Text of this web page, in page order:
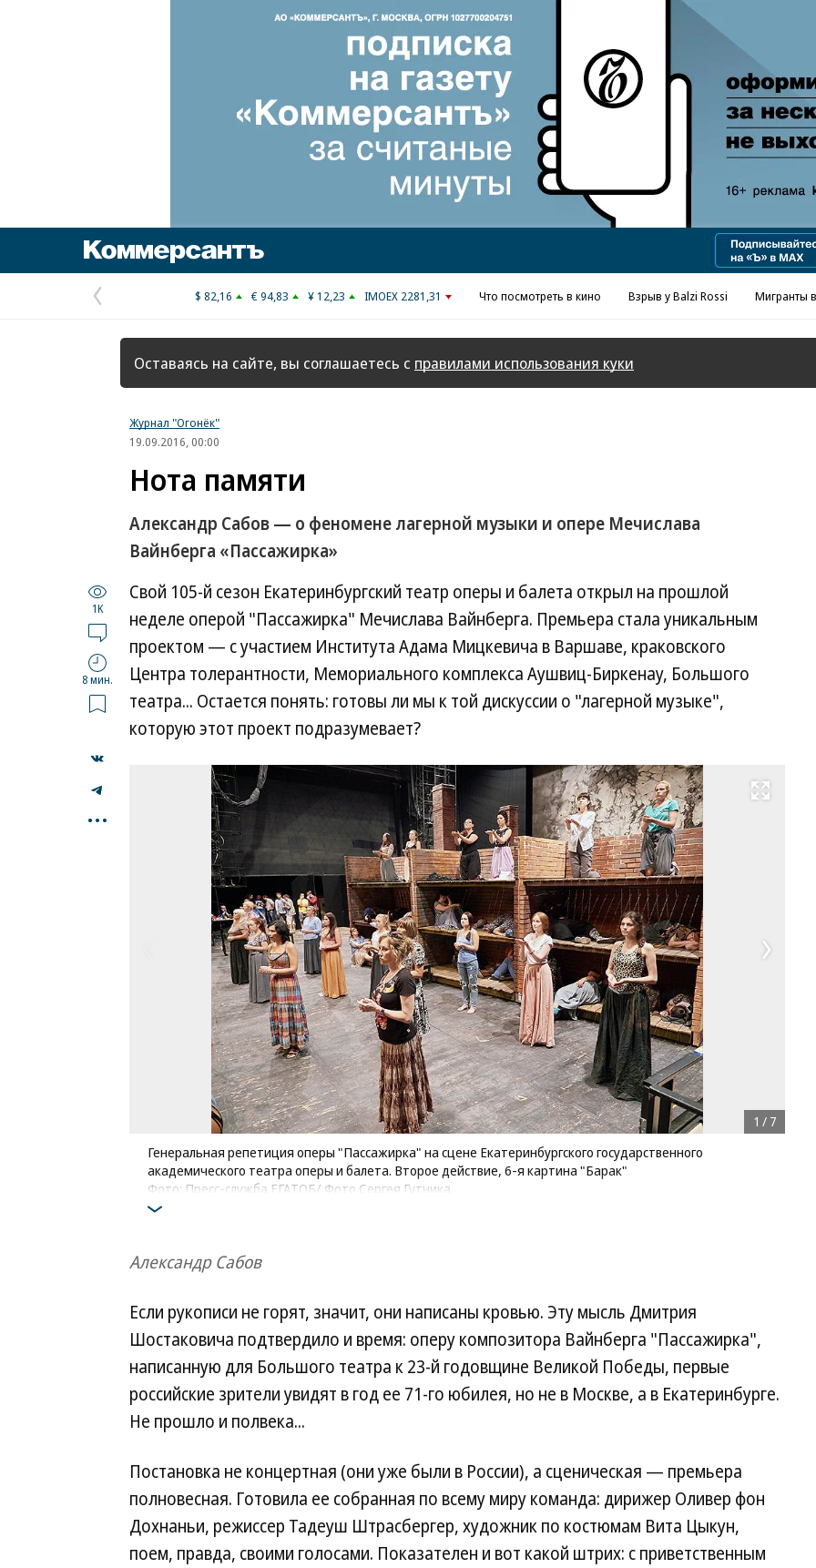
Предыдущая
страница
$ 82,16 € 94,83 ¥ 12,23 IMOEX 2281,31 Что посмотреть в кино Взрыв у Balzi Rossi Мигранты
Оставаясь на сайте, вы соглашаетесь с правилами использования куки
Журнал "Огонёк"
19.09.2016, 00:00
Нота памяти
Александр Сабов — о феномене лагерной музыки и опере Мечислава
Вайнберга «Пассажирка»
1K
8 мин.
...
Свой 105-й сезон Екатеринбургский театр оперы и балета открыл на прошлой
неделе оперой "Пассажирка" Мечислава Вайнберга. Премьера стала уникальным
проектом — с участием Института Адама Мицкевича в Варшаве, краковского
Центра толерантности, Мемориального комплекса Аушвиц-Биркенау, Большого
театра... Остается понять: готовы ли мы к той дискуссии о "лагерной музыке",
которую этот проект подразумевает?
Развернуть на весь экран
Генеральная репетиция оперы "Пассажирка" на сцене Екатеринбургского государственного
академического театра оперы и балета. Второе действие, 6-я картина "Барак"
Фото: Пресс-служба ЕГАТОБ/ Фото Сергея Гутника
1 / 7
Александр Сабов
Если рукописи не горят, значит, они написаны кровью. Эту мысль Дмитрия
Шостаковича подтвердило и время: оперу композитора Вайнберга "Пассажирка",
написанную для Большого театра к 23-й годовщине Великой Победы, первые
российские зрители увидят в год ее 71-го юбилея, но не в Москве, а в Екатеринбурге.
Не прошло и полвека...
Постановка не концертная (они уже были в России), а сценическая — премьера
полновесная. Готовила ее собранная по всему миру команда: дирижер Оливер фон
Дохнаньи, режиссер Тадеуш Штрасбергер, художник по костюмам Вита Цыкун,
поем, правда, своими голосами. Показателен и вот какой штрих: с приветственным